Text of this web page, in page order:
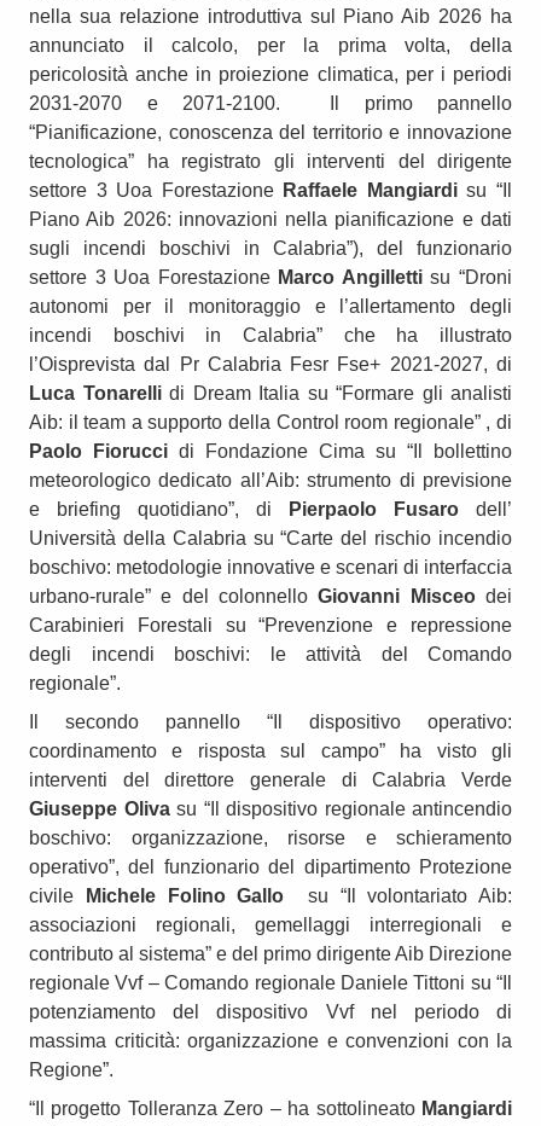
nella sua relazione introduttiva sul Piano Aib 2026 ha
annunciato il calcolo, per la prima volta, della
pericolosità anche in proiezione climatica, per i periodi
2031-2070 e 2071-2100. Il primo pannello
“Pianificazione, conoscenza del territorio e innovazione
tecnologica” ha registrato gli interventi del dirigente
settore 3 Uoa Forestazione Raffaele Mangiardisu “Il
Piano Aib 2026: innovazioni nella pianificazione e dati
sugli incendi boschivi in Calabria”), del funzionario
settore 3 Uoa Forestazione Marco Angillettisu “Droni
autonomi per il monitoraggio e l’allertamento degli
incendi boschivi in Calabria” che ha illustrato
l’Oisprevista dal Pr Calabria Fesr Fse+ 2021-2027, di
Luca Tonarellidi Dream Italia su “Formare gli analisti
Aib: il team a supporto della Control room regionale” , di
Paolo Fiorucci di Fondazione Cima su “Il bollettino
meteorologico dedicato all’Aib: strumento di previsione
e briefing quotidiano”, di
Pierpaolo Fusaro dell’
Università della Calabria su “Carte del rischio incendio
boschivo: metodologie innovative e scenari di interfaccia
urbano-rurale” e del colonnelloGiovanni Misceodei
Carabinieri Forestali su “Prevenzione e repressione
degli incendi boschivi: le attività del Comando
regionale”.
Il secondo pannello “Il dispositivo operativo:
coordinamento e risposta sul campo” ha visto gli
interventi del direttore generale di Calabria Verde
Giuseppe Olivasu “Il dispositivo regionale antincendio
boschivo: organizzazione, risorse e schieramento
operativo”, del funzionario del dipartimento Protezione
civile
Michele Folino Gallo su “Il volontariato Aib:
associazioni regionali, gemellaggi interregionali e
contributo al sistema” e del primo dirigente Aib Direzione
regionale Vvf – Comando regionale Daniele Tittoni su “Il
potenziamento del dispositivo Vvf nel periodo di
massima criticità: organizzazione e convenzioni con la
Regione”.
“Il progetto Tolleranza Zero – ha sottolineato Mangiardi